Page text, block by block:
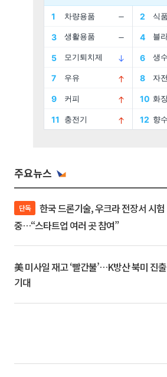
주요뉴스
단독
중…“스타트업 여러 곳 참여”
美 미사일 재고 ‘빨간불’…K방산 북미 진출
기대